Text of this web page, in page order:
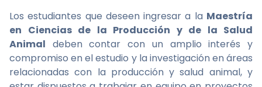
Los estudiantes que deseen ingresar a la Maestría
en Ciencias de la Producción y de la Salud
Animal deben contar con un amplio interés y
compromiso en el estudio y la investigación en áreas
relacionadas con la producción y salud animal, y